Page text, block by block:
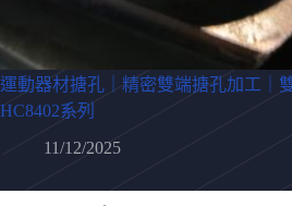
運動器材搪孔｜精密雙端搪孔加工｜
HC8402系列
11/12/2025